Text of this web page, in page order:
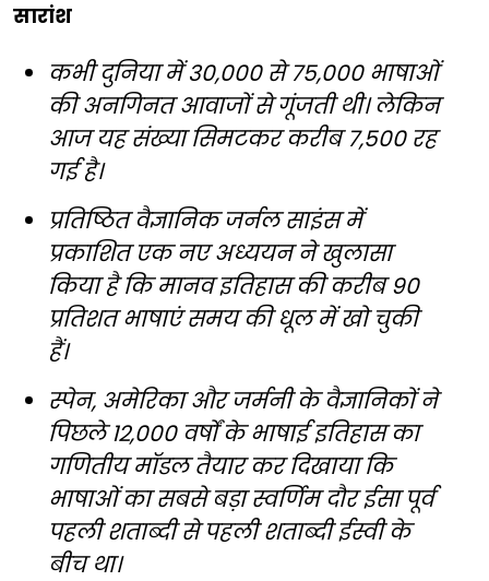
सारांश
कभी दुनिया में 30,000 से 75,000 भाषाओं
की अनगिनत आवाजों से गूंजती थी। लेकिन
आज यह संख्या सिमटकर करीब 7,500 रह
गई है।
प्रतिष्ठित वैज्ञानिक जर्नल साइंस में
प्रकाशित एक नए अध्ययन ने खुलासा
किया है कि मानव इतिहास की करीब 90
प्रतिशत भाषाएं समय की धूल में खो चुकी
हैं।
स्पेन, अमेरिका और जर्मनी के वैज्ञानिकों ने
पिछले 12,000 वर्षों के भाषाई इतिहास का
गणितीय मॉडल तैयार कर दिखाया कि
भाषाओं का सबसे बड़ा स्वर्णिम दौर ईसा पूर्व
पहली शताब्दी से पहली शताब्दी ईस्वी के
बीच था।